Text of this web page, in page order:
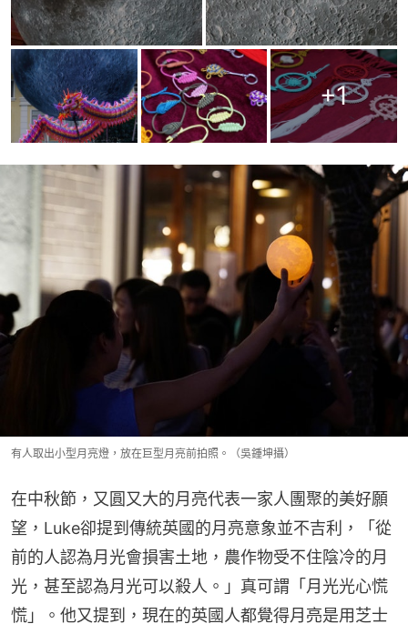
+1
有人取出小型月亮燈，放在巨型月亮前拍照。（吳鍾坤攝）
在中秋節，又圓又大的月亮代表一家人團聚的美好願
望，Luke卻提到傳統英國的月亮意象並不吉利，「從
前的人認為月光會損害土地，農作物受不住陰冷的月
光，甚至認為月光可以殺人。」真可謂「月光光心慌
慌」。他又提到，現在的英國人都覺得月亮是用芝士